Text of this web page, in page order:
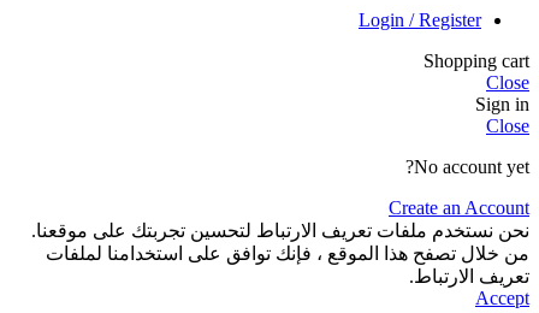
Login / Register
Shopping cart
Close
Sign in
Close
No account yet?
Create an Account
نحن نستخدم ملفات تعريف الارتباط لتحسين تجربتك على موقعنا.
من خلال تصفح هذا الموقع ، فإنك توافق على استخدامنا لملفات
تعريف الارتباط.
Accept